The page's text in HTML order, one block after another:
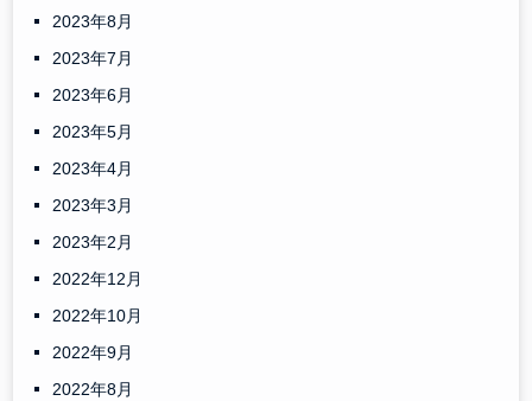
2023年8月
2023年7月
2023年6月
2023年5月
2023年4月
2023年3月
2023年2月
2022年12月
2022年10月
2022年9月
2022年8月